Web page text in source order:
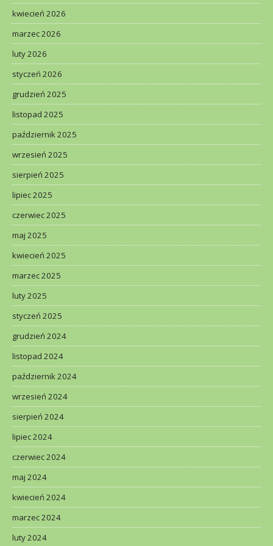
kwiecień 2026
marzec 2026
luty 2026
styczeń 2026
grudzień 2025
listopad 2025
październik 2025
wrzesień 2025
sierpień 2025
lipiec 2025
czerwiec 2025
maj 2025
kwiecień 2025
marzec 2025
luty 2025
styczeń 2025
grudzień 2024
listopad 2024
październik 2024
wrzesień 2024
sierpień 2024
lipiec 2024
czerwiec 2024
maj 2024
kwiecień 2024
marzec 2024
luty 2024